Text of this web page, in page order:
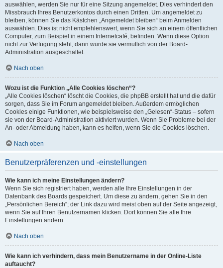
auswählen, werden Sie nur für eine Sitzung angemeldet. Dies verhindert den
Missbrauch Ihres Benutzerkontos durch einen Dritten. Um angemeldet zu
bleiben, können Sie das Kästchen „Angemeldet bleiben“ beim Anmelden
auswählen. Dies ist nicht empfehlenswert, wenn Sie sich an einem öffentlichen
Computer, zum Beispiel in einem Internetcafé, befinden. Wenn diese Option
nicht zur Verfügung steht, dann wurde sie vermutlich von der Board-
Administration ausgeschaltet.
Nach oben
Wozu ist die Funktion „Alle Cookies löschen“?
„Alle Cookies löschen“ löscht die Cookies, die phpBB erstellt hat und die dafür
sorgen, dass Sie im Forum angemeldet bleiben. Außerdem ermöglichen
Cookies einige Funktionen, wie beispielsweise den „Gelesen“-Status – sofern
sie von der Board-Administration aktiviert wurden. Wenn Sie Probleme bei der
An- oder Abmeldung haben, kann es helfen, wenn Sie die Cookies löschen.
Nach oben
Benutzerpräferenzen und -einstellungen
Wie kann ich meine Einstellungen ändern?
Wenn Sie sich registriert haben, werden alle Ihre Einstellungen in der
Datenbank des Boards gespeichert. Um diese zu ändern, gehen Sie in den
„Persönlichen Bereich“; der Link dazu wird meist oben auf der Seite angezeigt,
wenn Sie auf Ihren Benutzernamen klicken. Dort können Sie alle Ihre
Einstellungen ändern.
Nach oben
Wie kann ich verhindern, dass mein Benutzername in der Online-Liste
auftaucht?